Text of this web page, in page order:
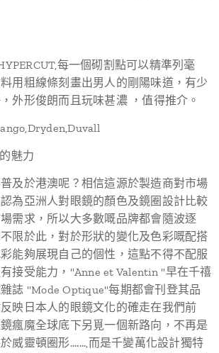
每一個砌割點可以精準列毫
用粗線條刻畫出男人的剛陽味道，有少
外形俊朗而且玩味甚濃 ，值得推介。
魅力
及於港澳呢？相信這源於製造商對市場
為亞洲人對眼鏡的顏色及鏡圈設計比較
需求，所以大多數嘅品牌都會隨波逐
限於此，對於形狀的變化及色彩嘅配搭
能夠展現自己的個性，這點不得不配服
接受能力，"Anne et Valentin "早在千禧
誌 "Mode Optique"每期都會刊登其品
映日本人的眼鏡文化的確走在我們前
瘋魔全球底下另覓一個新路向，不再是
威靈頓圈形.......,而是千變萬化設計獨特